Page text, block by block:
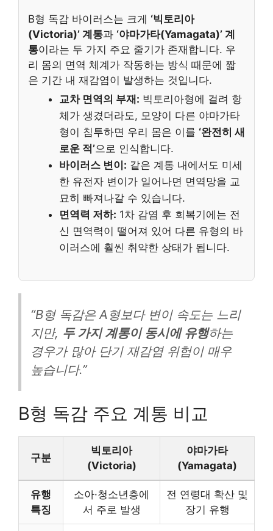
B형 독감 바이러스는 크게 ‘빅토리아
(Victoria)’ 계통과 ‘야마가타(Yamagata)’ 계
통이라는 두 가지 주요 줄기가 존재합니다. 우
리 몸의 면역 체계가 작동하는 방식 때문에 짧
은 기간 내 재감염이 발생하는 것입니다.
교차 면역의 부재: 빅토리아형에 걸려 항
체가 생겼더라도, 모양이 다른 야마가타
형이 침투하면 우리 몸은 이를 ‘완전히 새
로운 적’으로 인식합니다.
바이러스 변이: 같은 계통 내에서도 미세
한 유전자 변이가 일어나면 면역망을 교
묘히 빠져나갈 수 있습니다.
면역력 저하: 1차 감염 후 회복기에는 전
신 면역력이 떨어져 있어 다른 유형의 바
이러스에 훨씬 취약한 상태가 됩니다.
“B형 독감은 A형보다 변이 속도는 느리
지만, 두 가지 계통이 동시에 유행하는
경우가 많아 단기 재감염 위험이 매우
높습니다.”
B형 독감 주요 계통 비교
구분
빅토리아
(Victoria)
야마가타
(Yamagata)
유행
특징
소아·청소년층에
서 주로 발생
전 연령대 확산 및
장기 유행